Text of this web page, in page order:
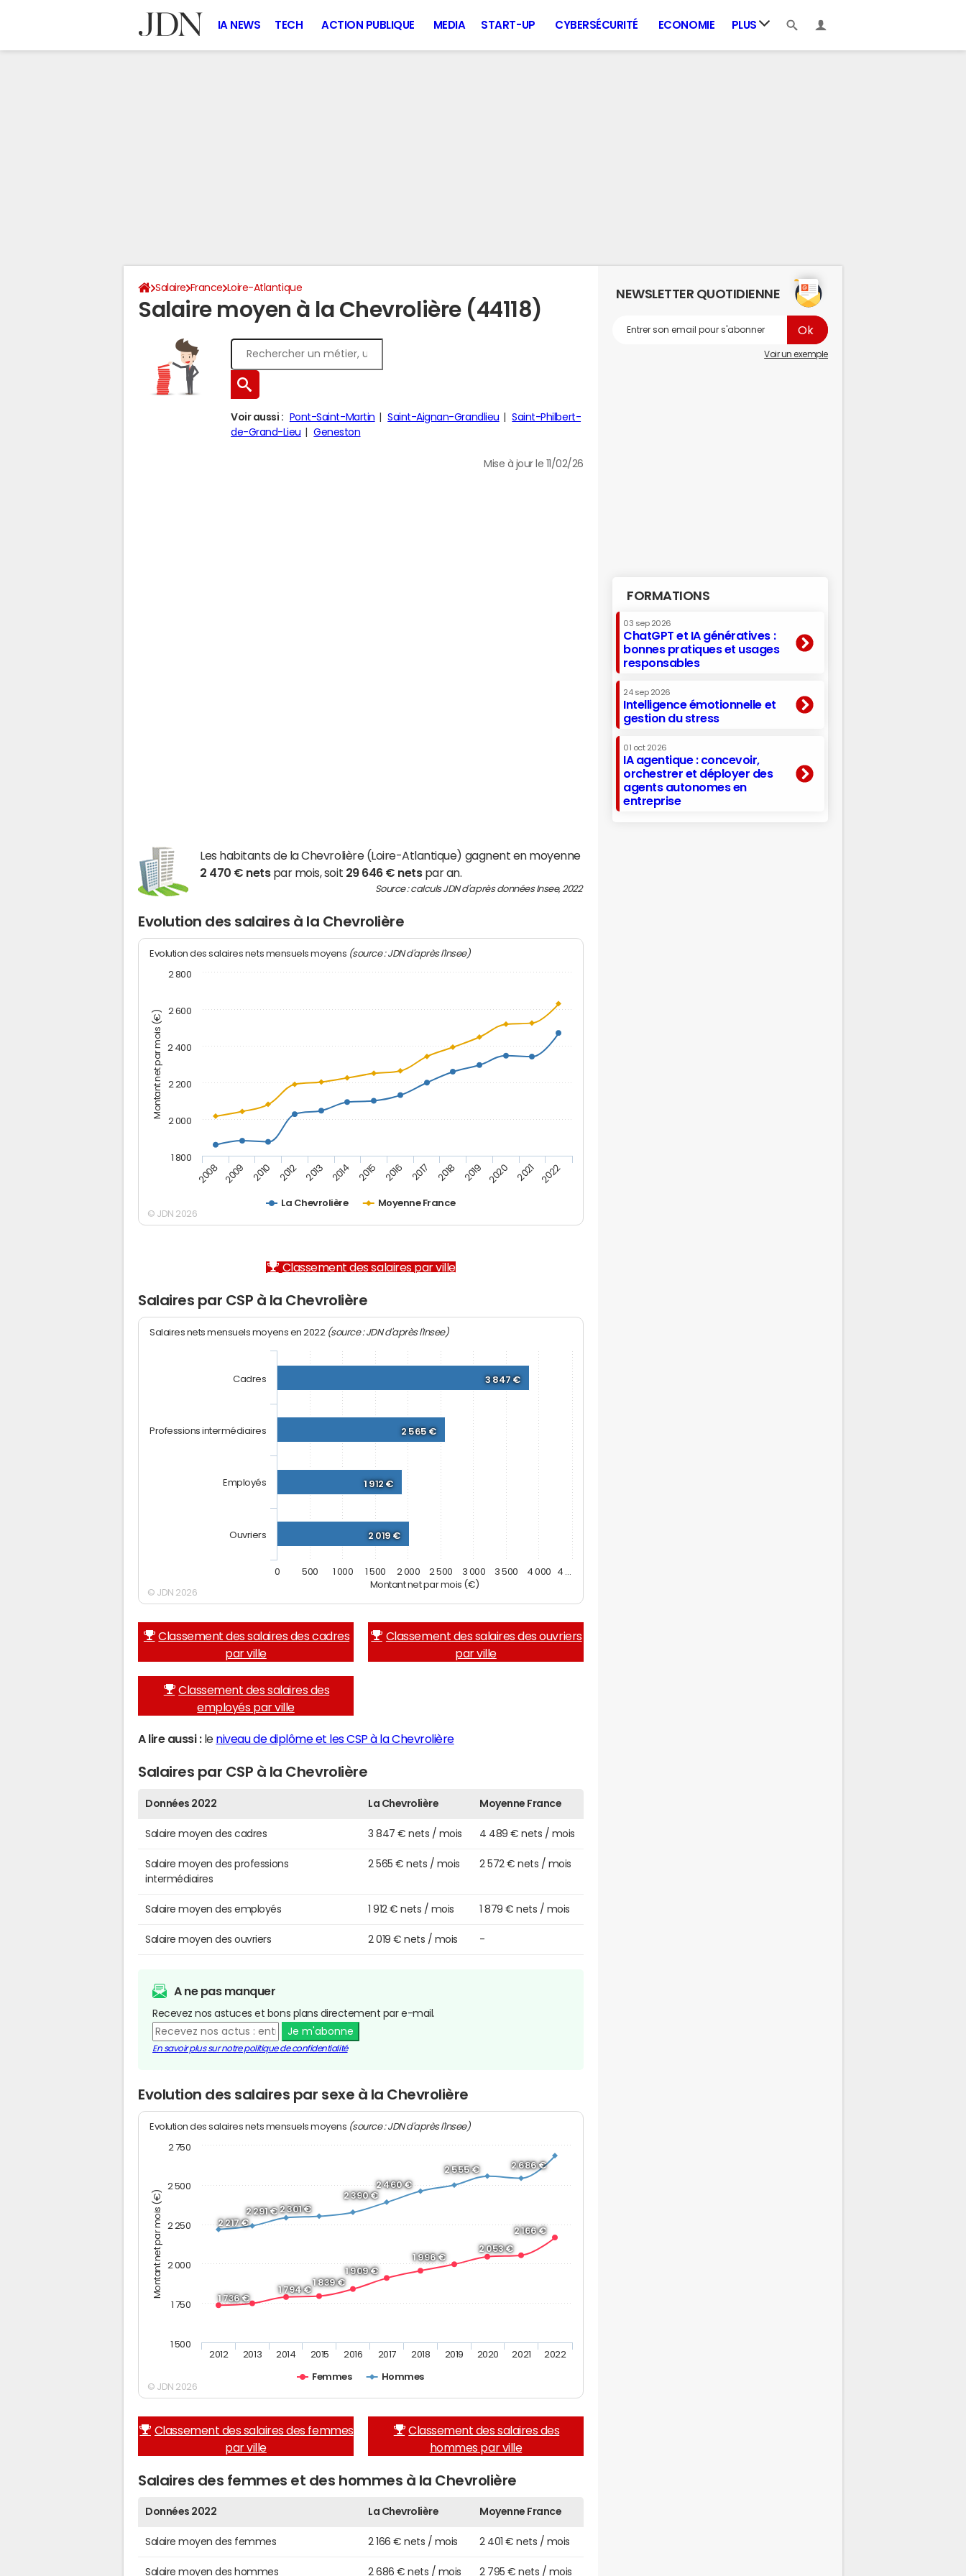
IA NEWS TECH ACTION PUBLIQUE MEDIA START-UP CYBERSÉCURITÉ ECONOMIE PLUS
Salaire France Loire-Atlantique
Salaire moyen à la Chevrolière (44118)
Voir aussi : Pont-Saint-Martin Saint-Aignan-Grandlieu
Saint-Philbert-
de-Grand-Lieu
Geneston
Mise à jour le 11/02/26
Les habitants de la Chevrolière (Loire-Atlantique) gagnent en moyenne
2 470 € netspar mois, soit 29 646 € netspar an.
Source : calculs JDN d'après données Insee, 2022
Evolution des salaires à la Chevrolière
Montant net par mois (€)
Evolution des salaires nets mensuels moyens (source : JDN d'après l'Insee)
La Chevrolière Moyenne France
2008 2009 2010 2012 2013 2014 2015 2016 2017 2018 2019 2020 2021 2022
1 800
2 000
2 200
2 400
2 600
2 800
© JDN 2026
Classement des salaires par ville
Salaires par CSP à la Chevrolière
Montant net par mois (€)
Salaires nets mensuels moyens en 2022 (source : JDN d'après l'Insee)
3 847 €
2 565 €
1 912 €
2 019 €
Cadres
Professions intermédiaires
Employés
Ouvriers
0 500 1 000 1 500 2 000 2 500 3 000 3 500 4 000 4 …
© JDN 2026
Classement des salaires des cadres
par ville
Classement des salaires des ouvriers
par ville
Classement des salaires des
employés par ville
A lire aussi :le niveau de diplôme et les CSP à la Chevrolière
Salaires par CSP à la Chevrolière
Données 2022 La Chevrolière Moyenne France
Salaire moyen des cadres 3 847 € nets / mois 4 489 € nets / mois
Salaire moyen des professions
intermédiaires
2 565 € nets / mois 2 572 € nets / mois
Salaire moyen des employés 1 912 € nets / mois 1 879 € nets / mois
Salaire moyen des ouvriers 2 019 € nets / mois -
A ne pas manquer
Recevez nos astuces et bons plans directement par e-mail.
Je m'abonne
En savoir plus sur notre politique de confidentialité
Evolution des salaires par sexe à la Chevrolière
Montant net par mois (€)
Evolution des salaires nets mensuels moyens (source : JDN d'après l'Insee)
1 736 €
1 794 €
1 839 €
1 909 €
1 996 €
2 053 €
2 166 €
2 217 €
2 291 € 2 301 €
2 390 €
2 460 €
2 555 € 2 686 €
Femmes Hommes
2012 2013 2014 2015 2016 2017 2018 2019 2020 2021 2022
1 500
1 750
2 000
2 250
2 500
2 750
© JDN 2026
Classement des salaires des femmes
par ville
Classement des salaires des
hommes par ville
Salaires des femmes et des hommes à la Chevrolière
Données 2022 La Chevrolière Moyenne France
Salaire moyen des femmes 2 166 € nets / mois 2 401 € nets / mois
Salaire moyen des hommes 2 686 € nets / mois 2 795 € nets / mois
NEWSLETTER QUOTIDIENNE
Voir un exemple
FORMATIONS
03 sep 2026
ChatGPT et IA génératives :
bonnes pratiques et usages
responsables
24 sep 2026
Intelligence émotionnelle et
gestion du stress
01 oct 2026
IA agentique : concevoir,
orchestrer et déployer des
agents autonomes en
entreprise